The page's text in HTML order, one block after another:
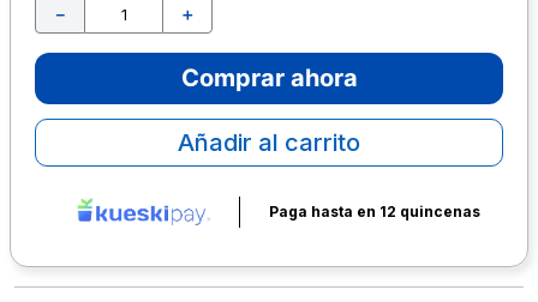
＋
－
Comprar ahora
Añadir al carrito
Paga hasta en 12 quincenas
9.
lapiz